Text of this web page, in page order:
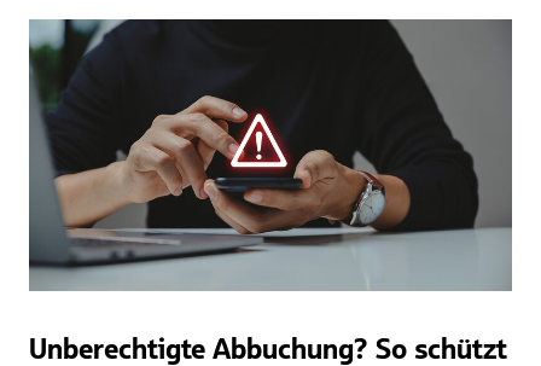
Unberechtigte Abbuchung? So schützt